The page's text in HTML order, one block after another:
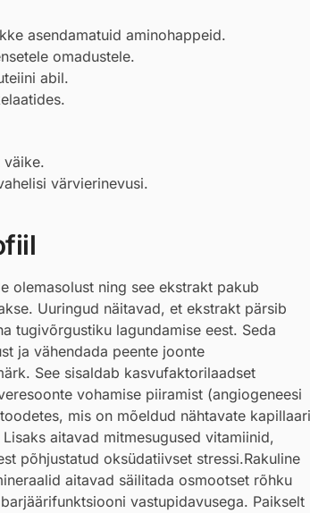
asendamatuid aminohappeid.
omadustele.
abil.
väike.
värvierinevusi.
olemasolust ning see ekstrakt pakub
Uuringud näitavad, et ekstrakt pärsib
tugivõrgustiku lagundamise eest. Seda
ja vähendada peente joonte
See sisaldab kasvufaktorilaadset
vohamise piiramist (angiogeneesi
mis on mõeldud nähtavate
aitavad mitmesugused vitamiinid,
põhjustatud oksüdatiivset stressi.Rakuline
aitavad säilitada osmootset rõhku
vastupidavusega. Paikselt